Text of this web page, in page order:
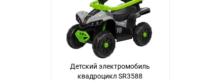
Детский электромобиль
квадроцикл SR3588